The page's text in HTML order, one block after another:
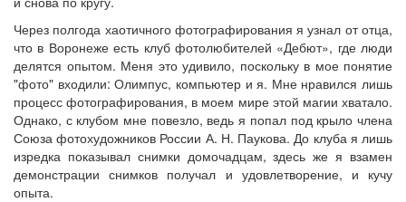
Через полгода хаотичного фотографирования я узнал от отца,
что в Воронеже есть клуб фотолюбителей «Дебют», где люди
делятся опытом. Меня это удивило, поскольку в мое понятие
"фото" входили: Олимпус, компьютер и я. Мне нравился лишь
процесс фотографирования, в моем мире этой магии хватало.
Однако, с клубом мне повезло, ведь я попал под крыло члена
Союза фотохудожников России А. Н. Паукова. До клуба я лишь
изредка показывал снимки домочадцам, здесь же я взамен
демонстрации снимков получал и удовлетворение, и кучу
опыта.